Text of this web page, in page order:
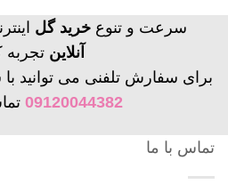
سرعت و تنوع خرید گل
آنلاین تجربه
برای سفارش تلفنی می توانید
09120044382
تماس با ما